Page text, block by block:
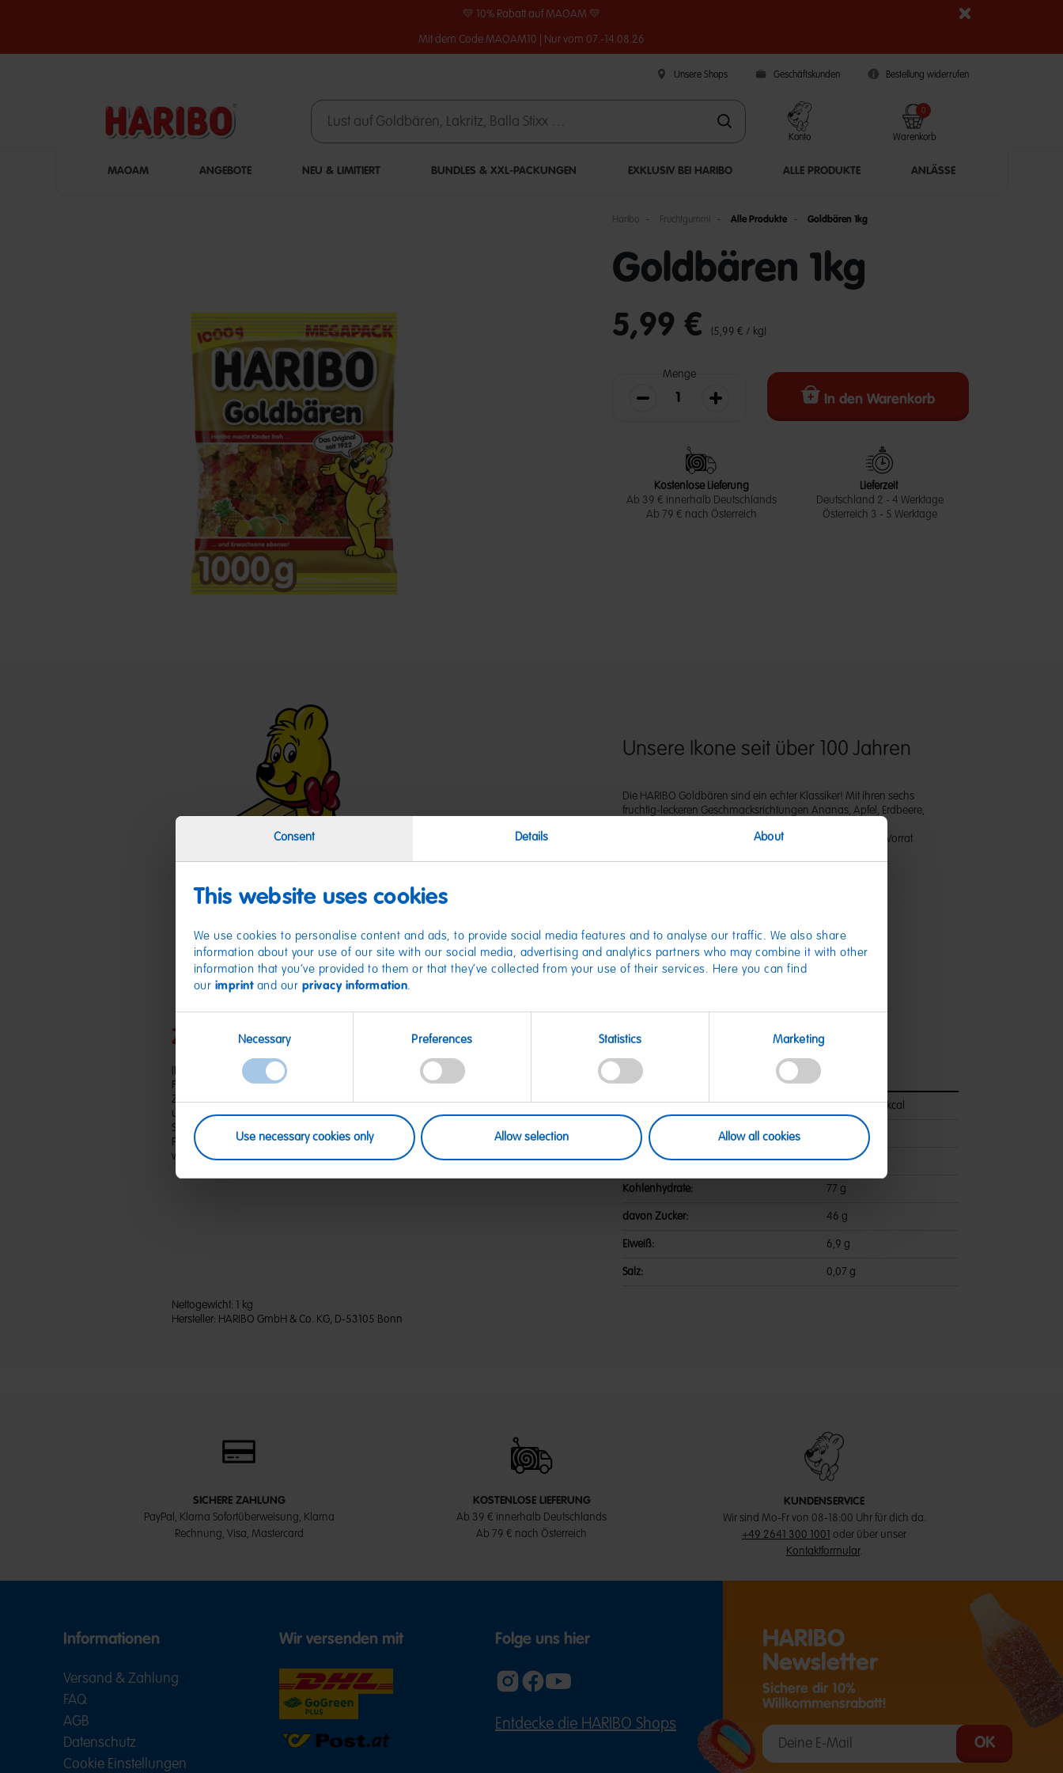
Consent Details About
This website uses cookies
We use cookies to personalise content and ads, to provide social media features and to analyse our traffic. We also share
information about your use of our site with our social media, advertising and analytics partners who may combine it with other
information that you’ve provided to them or that they’ve collected from your use of their services. Here you can find
our imprintand our privacy information.
Selection
Necessary Preferences Statistics Marketing
Use necessary cookies only Allow selection Allow all cookies
💛 10% Rabatt auf MAOAM 💛
Mit dem Code MAOAM10 | Nur vom 07.-14.08.26
Unsere Shops Geschäftskunden Bestellung widerrufen
Konto Warenkorb
0
MAOAM ANGEBOTE NEU & LIMITIERT BUNDLES & XXL-PACKUNGEN EXKLUSIV BEI HARIBO ALLE PRODUKTE ANLÄSSE
Haribo Fruchtgummi Alle Produkte Goldbären 1kg
Goldbären 1kg
undefined out of 5 Customer Rating
5,99 € (5,99 € / kg)
Menge
Die Menge verringernDie Menge erhöhen In den Warenkorb
Kostenlose Lieferung
Ab 39 € innerhalb Deutschlands
Ab 79 € nach Österreich
Lieferzeit
Deutschland 2 - 4 Werktage
Österreich 3 - 5 Werktage
Unsere Ikone seit über 100 Jahren
Die HARIBO Goldbären sind ein echter Klassiker! Mit ihren sechs
fruchtig-leckeren Geschmacksrichtungen Ananas, Apfel, Erdbeere,
Naschmomente. In der großen 1kg Tüte sind sie super als Vorrat
Zutaten
(D) Fruchtgummi | Zutaten: Glukosesirup; Zucker; Gelatine; Dextrose;
Fruchtsaft aus Fruchtsaftkonzentrat: Apfel, Himbeere, Erdbeere, Orange,
Zitrone, Ananas; Säuerungsmittel: Citronensäure; Sonnenblumenöl; Frucht-
und Pflanzenkonzentrate: Saflor, Spirulina, Apfel, Holunderbeere, Orange,
Schwarze Johannisbeere, Kiwi, Zitrone, Aronia, Mango, Traube,
Passionsfrucht; Aroma; Holunderbeerextrakt; Überzugsmittel: Bienenwachs
weiß und gelb. Kann Spuren von MILCH, WEIZEN enthalten.
Nährwerte
Nährwerte
Energie: 1459 kJ/343 kcal
Fett:
davon gesättigte Fettsäuren: 0,1 g
Kohlenhydrate: 77 g
davon Zucker: 46 g
Eiweiß: 6,9 g
Salz: 0,07 g
Nettogewicht: 1 kg
Hersteller: HARIBO GmbH & Co. KG, D-53105 Bonn
SICHERE ZAHLUNG
PayPal, Klarna Sofortüberweisung, Klarna
Rechnung, Visa, Mastercard
KOSTENLOSE LIEFERUNG
Ab 39 € innerhalb Deutschlands
Ab 79 € nach Österreich
KUNDENSERVICE
Wir sind Mo-Fr von 08-18:00 Uhr für dich da.
+49 2641 300 1001
oder über unser
Kontaktformular.
Informationen
Versand & Zahlung
FAQ
AGB
Datenschutz
Cookie Einstellungen
Wir versenden mit Folge uns hier
Entdecke die HARIBO Shops (ÖFFNET EINE EXTERNE SEITE IN EINEM NEUEN TAB)
HARIBO
Newsletter
Sichere dir 10%
Willkommensrabatt!